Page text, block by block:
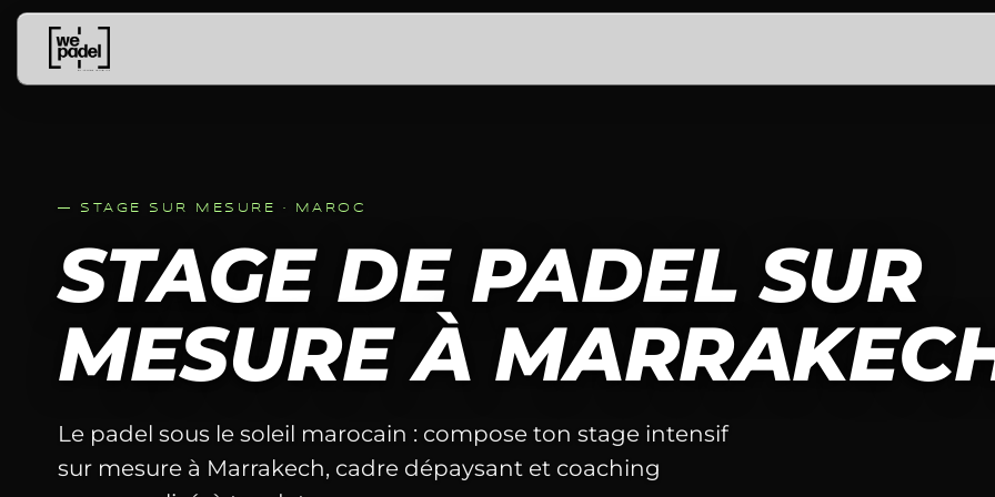
— STAGE SUR MESURE · MAROC
STAGE DE PADEL SUR
MESURE À
Le padel sous le soleil marocain : compose ton stage intensif
sur mesure à Marrakech, cadre dépaysant et coaching